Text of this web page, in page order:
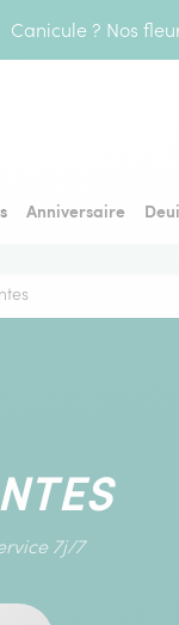
Canicule ? Nos
Anniversaire
7j/7